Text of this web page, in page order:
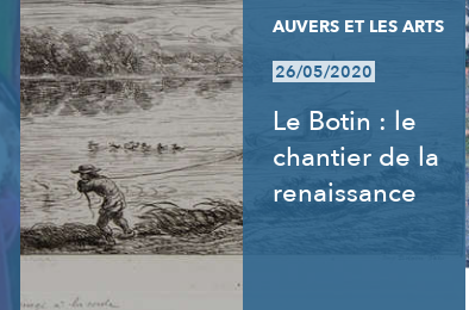
AUVERS ET LES ARTS
26/05/2020
Le Botin : le
chantier de la
renaissance